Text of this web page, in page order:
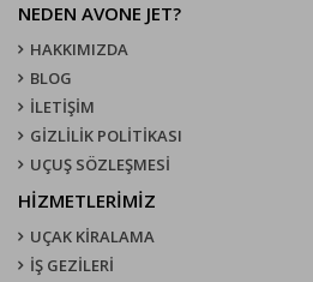
NEDEN AVONE JET?
HAKKIMIZDA
BLOG
İLETİŞİM
GİZLİLİK POLİTİKASI
UÇUŞ SÖZLEŞMESI
HİZMETLERİMİZ
UÇAK KIRALAMA
İŞ GEZİLERİ